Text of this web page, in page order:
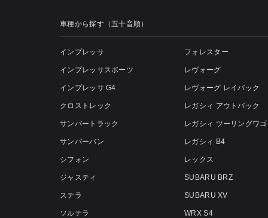
車種から探す（五十音順）
インプレッサ
インプレッサスポーツ
インプレッサ G4
クロストレック
サンバートラック
サンバーバン
シフォン
ジャスティ
ステラ
ソルテラ
フォレスター
レヴォーグ
レヴォーグ レイバック
レガシィ アウトバック
レガシィ ツーリングワ
レガシィ B4
レックス
SUBARU BRZ
SUBARU XV
WRX S4